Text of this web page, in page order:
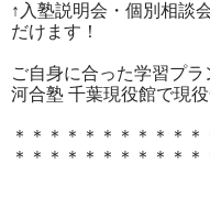
↑入塾説明会・個別相談
だけます！
ご自身に合った学習プラ
河合塾 千葉現役館で現
＊＊＊＊＊＊＊＊＊＊
＊＊＊＊＊＊＊＊＊＊